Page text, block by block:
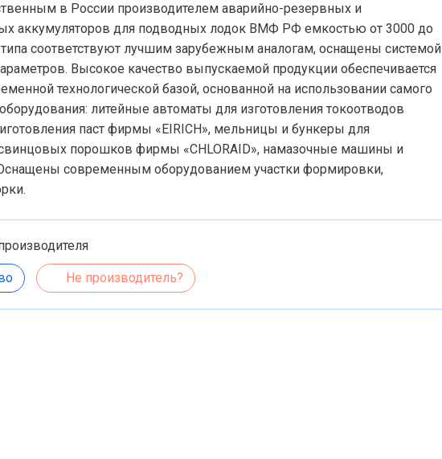
в России производителем аварийно-резервных и
аккумуляторов для подводных лодок ВМФ РФ емкостью от 3000 до
соответствуют лучшим зарубежным аналогам, оснащены системой
Высокое качество выпускаемой продукции обеспечивается
технологической базой, основанной на использовании самого
литейные автоматы для изготовления токоотводов
паст фирмы «EIRICH», мельницы и бункеры для
свинцовых порошков фирмы «CHLORAID», намазочные машины и
современным оборудованием участки формировки,
Не производитель?